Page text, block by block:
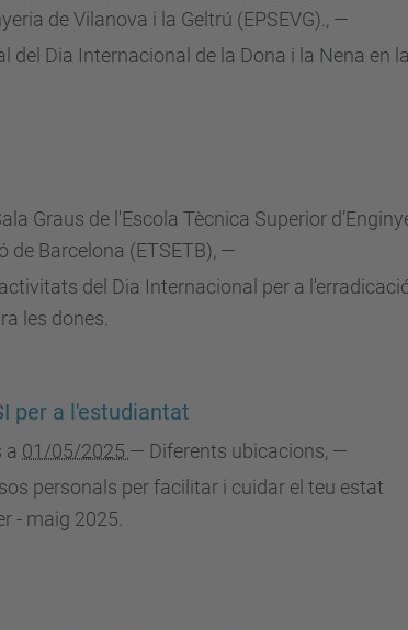
de Vilanova i la Geltrú (EPSEVG). , —
del Dia Internacional de la Dona i la Nena en
Graus de l'Escola Tècnica Superior
de Barcelona (ETSETB), —
del Dia Internacional per a
les dones.
per a l'estudiantat
a 01/05/2025 — Diferents ubicacions, —
personals per facilitar i cuidar el teu estat
- maig 2025.